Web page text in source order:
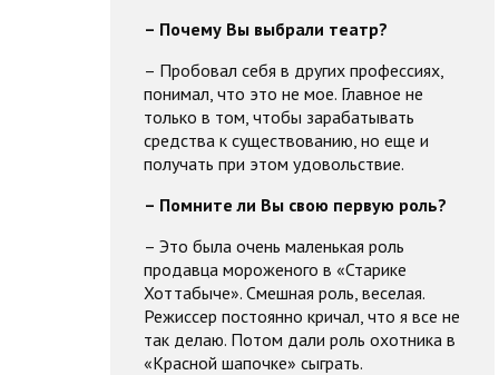
– Почему Вы выбрали театр?
– Пробовал себя в других профессиях,
понимал, что это не мое. Главное не
только в том, чтобы зарабатывать
средства к существованию, но еще и
получать при этом удовольствие.
– Помните ли Вы свою первую роль?
– Это была очень маленькая роль
продавца мороженого в «Старике
Хоттабыче». Смешная роль, веселая.
Режиссер постоянно кричал, что я все не
так делаю. Потом дали роль охотника в
«Красной шапочке» сыграть.